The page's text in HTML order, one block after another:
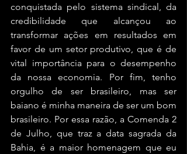
conquistada pelo sistema sindical, da
credibilidade que alcançou ao
transformar ações em resultados em
favor de um setor produtivo, que é de
vital importância para o desempenho
da nossa economia. Por fim, tenho
orgulho de ser brasileiro, mas ser
baiano é minha maneira de ser um bom
brasileiro. Por essa razão, a Comenda 2
de Julho, que traz a data sagrada da
Bahia, é a maior homenagem que eu